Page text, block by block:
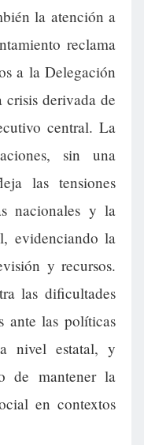
la atención a
reclama
a la Delegación
derivada de
central. La
sin una
las tensiones
nacionales y la
evidenciando la
y recursos.
las dificultades
ante las políticas
a nivel estatal, y
de mantener la
en contextos